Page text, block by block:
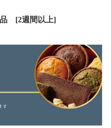
品 [2週間以上]